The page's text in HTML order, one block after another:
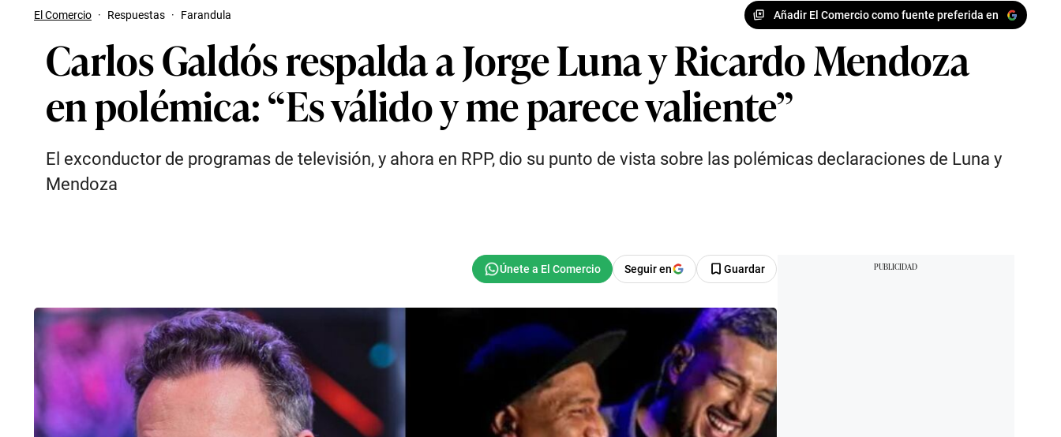
El Comercio · Respuestas · Farandula Añadir El Comercio como fuente preferida en
Carlos Galdós respalda a Jorge Luna y Ricardo Mendoza
en polémica: “Es válido y me parece valiente”
El exconductor de programas de televisión, y ahora en RPP, dio su punto de vista sobre las polémicas declaraciones de Luna y
Mendoza
Seguir en Guardar